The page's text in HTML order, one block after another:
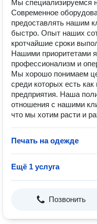
Мы специализируемся
Современное
предоставлять нашим
быстро. Опыт наших
кротчайшие сроки
Нашими приоритетами
профессионализм и
Мы хорошо понимаем
среди которых есть
предприятия. Наша
отношения с нашими
что мы хотим расти и
Печать на одежде
Ещё 1 услуга
Позвонить